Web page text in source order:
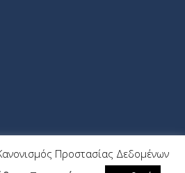
Προστασίας Δεδομένων